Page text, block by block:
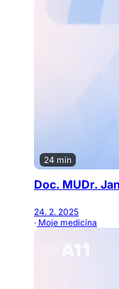
24 min
Doc. MUDr.
24. 2. 2025
· Moje medicína